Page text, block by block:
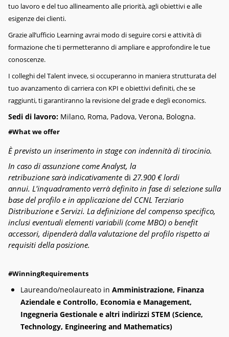
tuo lavoro e del tuo allineamento alle priorità, agli obiettivi e alle
esigenze dei clienti.
Grazie all’ufficio Learning avrai modo di seguire corsi e attività di
formazione che ti permetteranno di ampliare e approfondire le tue
conoscenze.
I colleghi del Talent invece, si occuperanno in maniera strutturata del
tuo avanzamento di carriera con KPI e obiettivi definiti, che se
raggiunti, ti garantiranno la revisione del grade e degli economics.
Sedi di lavoro: Milano, Roma, Padova, Verona, Bologna.
#What we offer
È previsto un inserimento in stage con indennità di tirocinio.
In caso di assunzione come Analyst, la
retribuzione sarà indicativamente di 27.900 € lordi
annui. L'inquadramento verrà definito in fase di selezione sulla
base del profilo e in applicazione del CCNL Terziario
Distribuzione e Servizi. La definizione del compenso specifico,
inclusi eventuali elementi variabili (come MBO) o benefit
accessori, dipenderà dalla valutazione del profilo rispetto ai
requisiti della posizione.
#WinningRequirements
Laureando/neolaureato in Amministrazione, Finanza
Aziendale e Controllo, Economia e Management,
Ingegneria Gestionale e altri indirizzi STEM (Science,
Technology, Engineering and Mathematics)